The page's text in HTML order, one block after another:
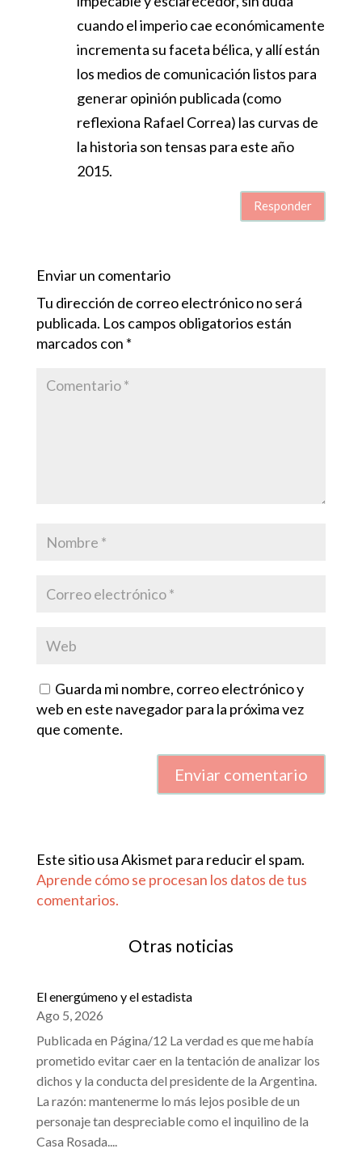
cuando el imperio cae económicamente
incrementa su faceta bélica, y allí están
los medios de comunicación listos para
generar opinión publicada (como
reflexiona Rafael Correa) las curvas de
la historia son tensas para este año
2015.
Responder
Enviar un comentario
Tu dirección de correo electrónico no será
publicada. Los campos obligatorios están
marcados con *
Guarda mi nombre, correo electrónico y
web en este navegador para la próxima vez
que comente.
Enviar comentario
Este sitio usa Akismet para reducir el spam.
Aprende cómo se procesan los datos de tus
comentarios.
Otras noticias
El energúmeno y el estadista
Ago 5, 2026
Publicada en Página/12 La verdad es que me había
prometido evitar caer en la tentación de analizar los
dichos y la conducta del presidente de la Argentina.
La razón: mantenerme lo más lejos posible de un
personaje tan despreciable como el inquilino de la
Casa Rosada....